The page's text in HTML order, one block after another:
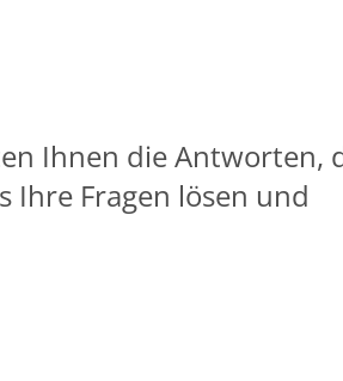
Ihnen die Antworten,
Ihre Fragen lösen und